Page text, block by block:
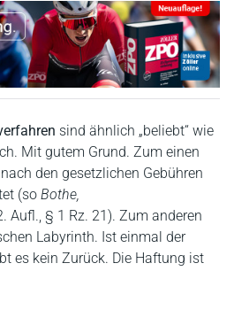
sind ähnlich „beliebt“ wie
Mit gutem Grund. Zum einen
den gesetzlichen Gebühren
(so Bothe,
Aufl., § 1 Rz. 21). Zum anderen
Labyrinth. Ist einmal der
es kein Zurück. Die Haftung ist